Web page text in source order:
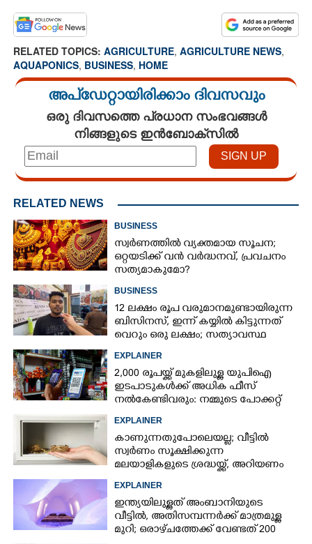
RELATED TOPICS: AGRICULTURE, AGRICULTURE NEWS,
AQUAPONICS, BUSINESS, HOME
അപ്ഡേറ്റായിരിക്കാം ദിവസവും
ഒരു ദിവസത്തെ പ്രധാന സംഭവങ്ങൾ
നിങ്ങളുടെ ഇൻബോക്സിൽ
RELATED NEWS
BUSINESS
സ്വര്‍ണത്തില്‍ വ്യക്തമായ സൂചന;
ഒറ്റയടിക്ക് വന്‍ വര്‍ദ്ധനവ്, പ്രവചനം
സത്യമാകുമോ?
BUSINESS
12 ലക്ഷം രൂപ വരുമാനമുണ്ടായിരുന്ന
ബിസിനസ്, ഇന്ന് കയ്യിൽ കിട്ടുന്നത്
വെറും ഒരു ലക്ഷം; സത്യാവസ്ഥ
EXPLAINER
2,000 രൂപയ്ക്ക് മുകളിലുള്ള യുപിഐ
ഇടപാടുകൾക്ക് അധിക ഫീസ്
നൽകേണ്ടിവരും: നമ്മുടെ പോക്കറ്റ്
EXPLAINER
കാണുന്നതുപോലെയല്ല; വീട്ടിൽ
സ്വർണം സൂക്ഷിക്കുന്ന
മലയാളികളുടെ ശ്രദ്ധയ്ക്ക്, അറിയണം
EXPLAINER
ഇന്ത്യയിലുള്ളത് അംബാനിയുടെ
വീട്ടിൽ, അതിസമ്പന്നർക്ക് മാത്രമുള്ള
മുറി; ഒരാഴ്‌ചത്തേക്ക് വേണ്ടത് 200